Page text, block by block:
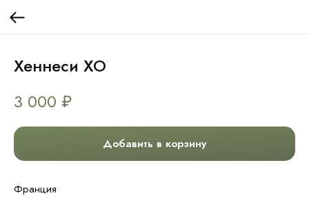
Хеннеси XO
3 000 ₽
Добавить в корзину
Франция